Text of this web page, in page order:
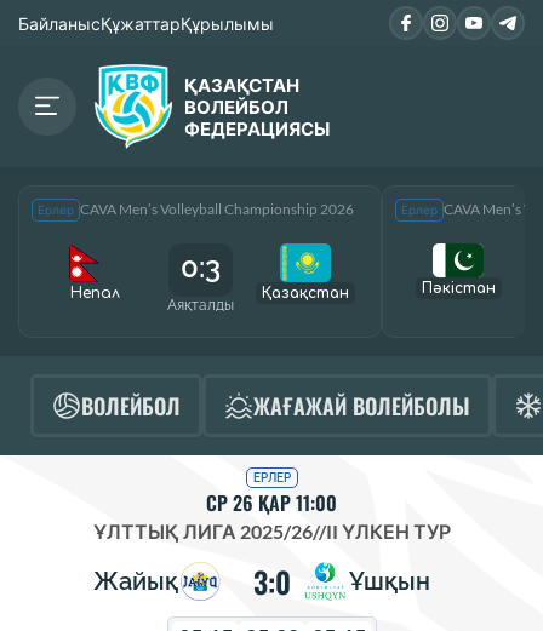
БайланысҚұжаттарҚұрылымы
ҚАЗАҚСТАН
ВОЛЕЙБОЛ
ФЕДЕРАЦИЯСЫ
Ерлер CAVA Men’s Volleyball Championship 2026
Непал
0:3
Аяқталды
Қазақcтан
Ерлер CAVA Men’s
Пәкістан
ВОЛЕЙБОЛ ЖАҒАЖАЙ ВОЛЕЙБОЛЫ
ЕРЛЕР
СР 26 ҚАР 11:00
ҰЛТТЫҚ ЛИГА 2025/26//II ҮЛКЕН ТУР
Жайық 3:0 Ұшқын